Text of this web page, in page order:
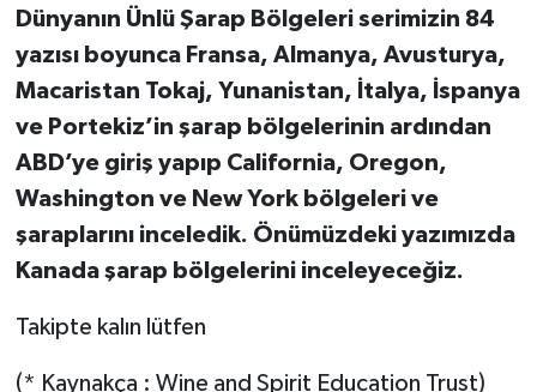
Dünyanın Ünlü Şarap Bölgeleri serimizin 84
yazısı boyunca Fransa, Almanya, Avusturya,
Macaristan Tokaj, Yunanistan, İtalya, İspanya
ve Portekiz’in şarap bölgelerinin ardından
ABD’ye giriş yapıp California, Oregon,
Washington ve New York bölgeleri ve
şaraplarını inceledik. Önümüzdeki yazımızda
Kanada şarap bölgelerini inceleyeceğiz.
Takipte kalın lütfen
(* Kaynakça : Wine and Spirit Education Trust)